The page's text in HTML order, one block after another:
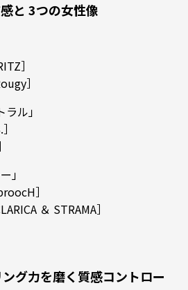
3つの女性像
］
］
ル」
」
］
＆ STRAMA］
グ力を磨く質感コントロー